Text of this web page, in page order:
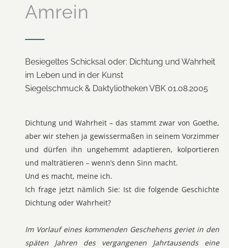
Amrein
Besiegeltes Schicksal oder: Dichtung und Wahrheit
im Leben und in der Kunst
Siegelschmuck & Daktyliotheken VBK 01.08.2005
Dichtung und Wahrheit – das stammt zwar von Goethe,
aber wir stehen ja gewissermaßen in seinem Vorzimmer
und dürfen ihn ungehemmt adaptieren, kolportieren
und malträtieren – wenn’s denn Sinn macht.
Und es macht, meine ich.
Ich frage jetzt nämlich Sie: Ist die folgende Geschichte
Dichtung oder Wahrheit?
Im Vorlauf eines kommenden Geschehens geriet in den
späten Jahren des vergangenen Jahrtausends eine